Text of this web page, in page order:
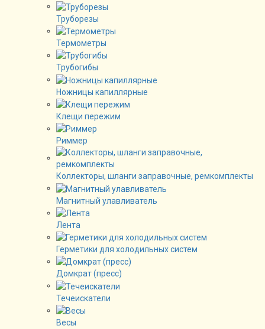
Труборезы
Термометры
Трубогибы
Ножницы капиллярные
Клещи пережим
Риммер
Коллекторы, шланги заправочные, ремкомплекты
Магнитный улавливатель
Лента
Герметики для холодильных систем
Домкрат (пресс)
Течеискатели
Весы